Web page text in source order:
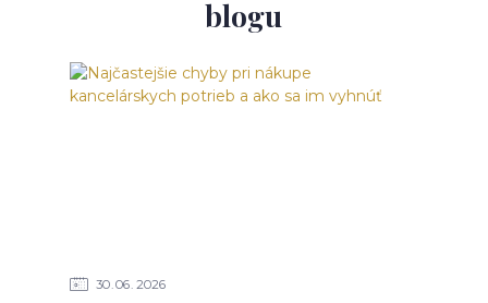
blogu
30 06 2026